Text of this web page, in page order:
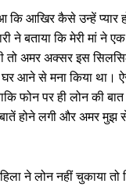
कि आखिर कैसे उन्हें प्यार
ने बताया कि मेरी मां ने
तो अमर अक्सर इस
घर आने से मना किया था।
फोन पर ही लोन की
बातें होने लगी और अमर मुझ